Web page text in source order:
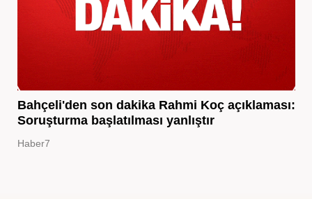
Bahçeli'den son dakika Rahmi Koç açıklaması:
Soruşturma başlatılması yanlıştır
Haber7